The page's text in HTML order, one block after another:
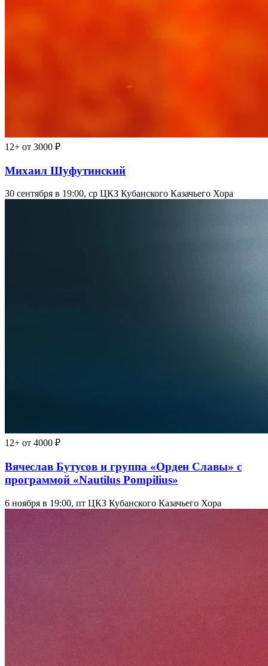
12+ от 3000 ₽
Михаил Шуфутинский
30 сентября в 19:00, ср ЦКЗ Кубанского Казачьего Хора
12+ от 4000 ₽
Вячеслав Бутусов и группа «Орден Славы» с
программой «Nautilus Pompilius»
6 ноября в 19:00, пт ЦКЗ Кубанского Казачьего Хора